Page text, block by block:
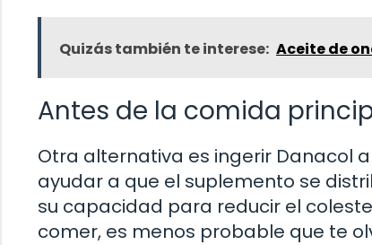
Quizás también te interese: Aceite de
Antes de la comida
Otra alternativa es ingerir Danacol
ayudar a que el suplemento se
su capacidad para reducir el
comer, es menos probable que te